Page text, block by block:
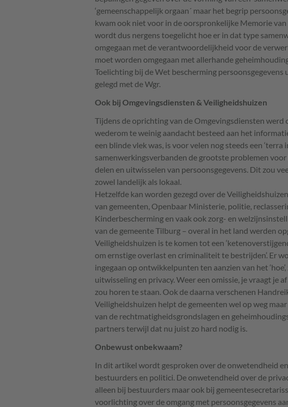
‘gemeenschappelijk orgaan´ maar het begrip
kwam ook niet voor in de oorspronkelijke Memorie
wordt dus nergens toegelicht hoe er in dat type
omgegaan met de verantwoordelijkheid voor de
moet worden omgegaan met allerhande
Toelichting bij de Wet bescherming persoonsgegevens
gelegd met de Wgr.
Ook bij Omgevingsdiensten & Veiligheidshuizen
Tijdens de oprichting van de Omgevingsdiensten werd
wederom te weinig aandacht besteed aan het
een blinde vlek was, is voor velen nog steeds een ‘terra
samenwerkingsverbanden de grootste problemen
delen en uitwisselen van persoonsgegevens. Dit zou
zowel landelijk als lokaal.
Hetzelfde kan worden gezegd over de
van gemeenten, Openbaar Ministerie, politie,
Kinderbescherming en vaak ook zorg- en
van de gemeente Tilburg – overal in het land werden
Veiligheidshuizen is te komen tot een
om ernstige overlast en criminaliteit te bestrijden’. Er
ingegaan op ontwikkelpunten ten aanzien van het
uitwisseling en privacy. Weer een omissie, je vraagt je
zou horen te staan. Ook de daarna verschenen
Veiligheidshuizen helpt de gemeenten wel op weg
van de rechtmatigheidsgrondslagen en
partners terwijl dat nu juist zo hard nodig is.
Onbewust onbekwaam?
In dit artikel wordt gesproken over de onwetendheid
bestuurders en politici. De onwetendheid over de
alleen bij bestuurders maar ook bij
voorlichting over de omgang met persoonsgegevens